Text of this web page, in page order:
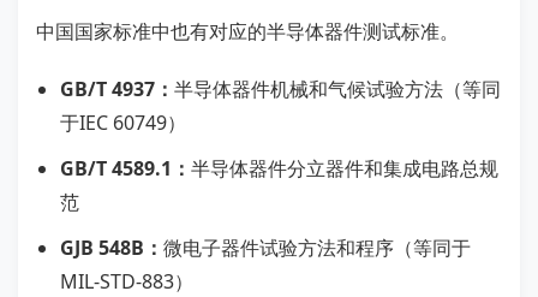
中国国家标准中也有对应的半导体器件测试标准。
GB/T 4937： 半导体器件机械和气候试验方法（等同
于IEC 60749）
GB/T 4589.1： 半导体器件分立器件和集成电路总规
范
GJB 548B： 微电子器件试验方法和程序（等同于
MIL-STD-883）